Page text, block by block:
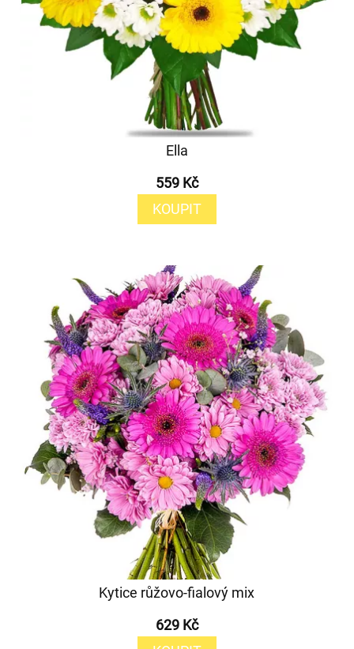
Ella
559 Kč
KOUPIT
Kytice růžovo-fialový mix
629 Kč